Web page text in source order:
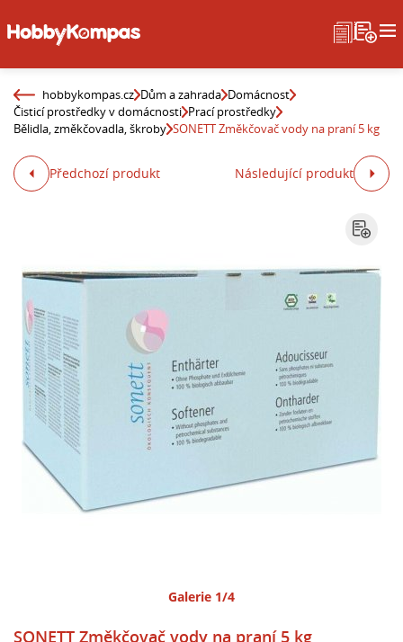
hobbykompas.cz Dům a zahrada Domácnost
Čisticí prostředky v domácnosti Prací prostředky
Bělidla, změkčovadla, škroby SONETT Změkčovač vody na praní 5 kg
Předchozí produkt Následující produkt
Galerie 1/4
SONETT Změkčovač vody na praní 5 kg